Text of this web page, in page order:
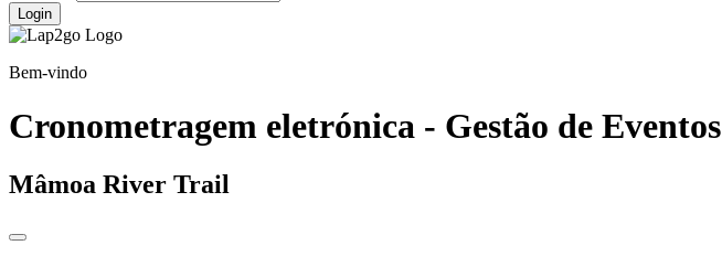
Login
Bem-vindo
Cronometragem eletrónica - Gestão de Eventos
Mâmoa River Trail